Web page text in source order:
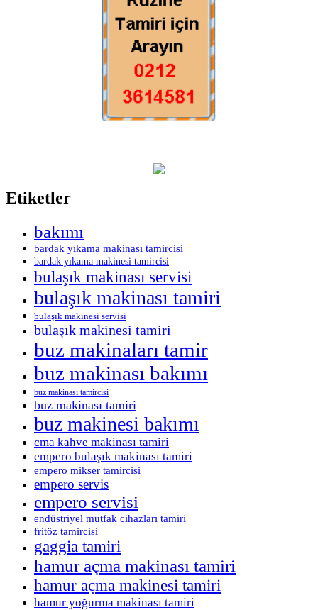
Etiketler
bakımı
bardak yıkama makinası tamircisi
bardak yıkama makinesi tamircisi
bulaşık makinası servisi
bulaşık makinası tamiri
bulaşık makinesi servisi
bulaşık makinesi tamiri
buz makinaları tamir
buz makinası bakımı
buz makinası tamircisi
buz makinası tamiri
buz makinesi bakımı
cma kahve makinası tamiri
empero bulaşık makinası tamiri
empero mikser tamircisi
empero servis
empero servisi
endüstriyel mutfak cihazları tamiri
fritöz tamircisi
gaggia tamiri
hamur açma makinası tamiri
hamur açma makinesi tamiri
hamur yoğurma makinası tamiri